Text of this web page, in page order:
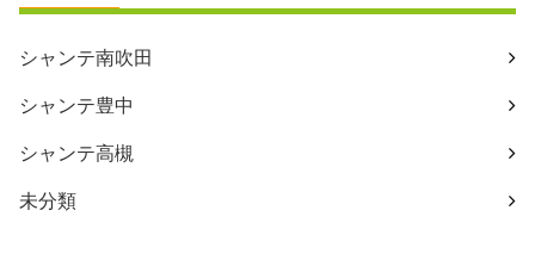
シャンテ南吹田
シャンテ豊中
シャンテ高槻
未分類